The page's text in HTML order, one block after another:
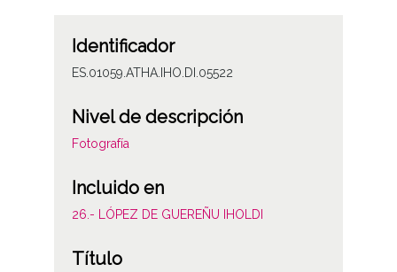
Identificador
ES.01059.ATHA.IHO.DI.05522
Nivel de descripción
Fotografía
Incluido en
26.- LÓPEZ DE GUEREÑU IHOLDI
Título